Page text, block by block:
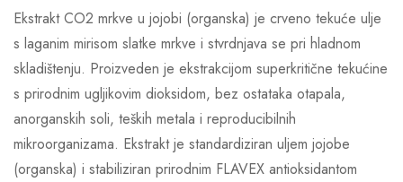
Ekstrakt CO2 mrkve u jojobi (organska) je crveno tekuće ulje
s laganim mirisom slatke mrkve i stvrdnjava se pri hladnom
skladištenju. Proizveden je ekstrakcijom superkritične tekućine
s prirodnim ugljikovim dioksidom, bez ostataka otapala,
anorganskih soli, teških metala i reproducibilnih
mikroorganizama. Ekstrakt je standardiziran uljem jojobe
(organska) i stabiliziran prirodnim FLAVEX antioksidantom